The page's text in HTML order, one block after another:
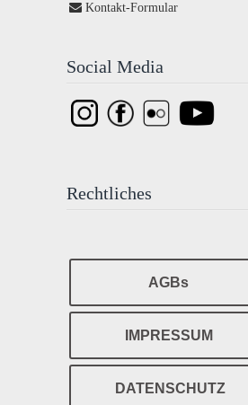
Kontakt-Formular
Social Media
Rechtliches
AGBs
IMPRESSUM
DATENSCHUTZ